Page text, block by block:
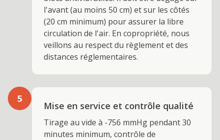
l'avant (au moins 50 cm) et sur les côtés
(20 cm minimum) pour assurer la libre
circulation de l'air. En copropriété, nous
veillons au respect du règlement et des
distances réglementaires.
5
Mise en service et contrôle qualité
Tirage au vide à -756 mmHg pendant 30
minutes minimum, contrôle de